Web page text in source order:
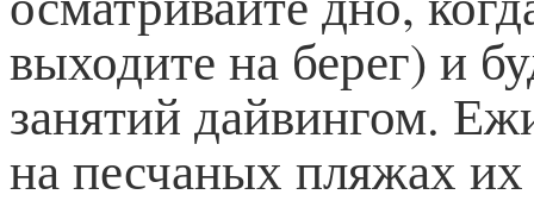
выходите на берег) и
занятий дайвингом.
на песчаных пляжах